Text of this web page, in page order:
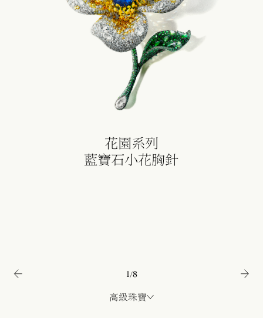
花園系列
藍寶石小花胸針
高級珠寶
1/8